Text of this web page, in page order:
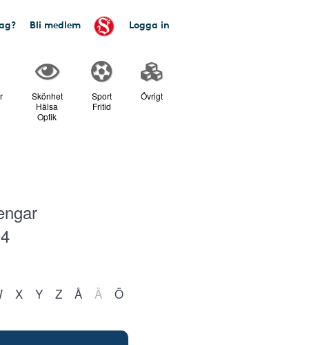
Bli medlem Logga in
Skönhet
Hälsa
Optik
Sport
Fritid
Övrigt
X Y Z Å Ä Ö